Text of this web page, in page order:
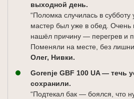
выходной день.
“Поломка случилась в
мастер был уже в обед. Очень
нашёл причину — перегрев и
Поменяли на месте, без
Олег, Нивки.
Gorenje GBF 100 UA — течь
сохранили.
“Подтекал бак — боялся, что